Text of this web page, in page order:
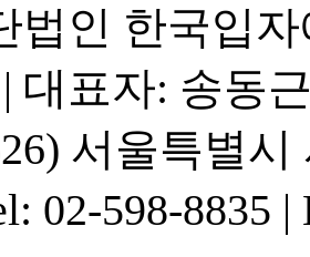
법인 한국입
| 대표자: 송동
서울특별
02-598-8835 |